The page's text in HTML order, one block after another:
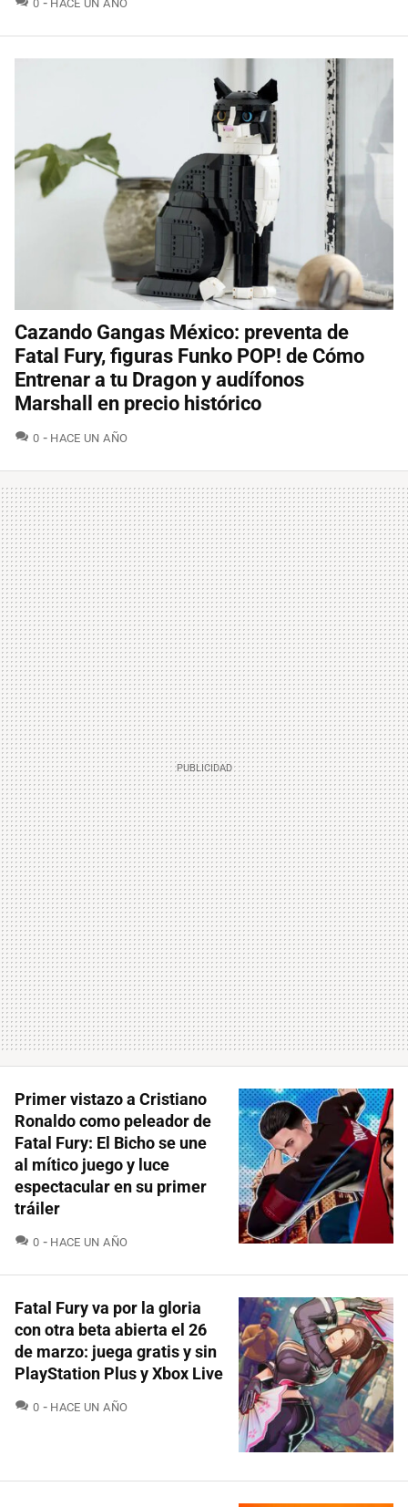
0 HACE UN AÑO
Cazando Gangas México: preventa de
Fatal Fury, figuras Funko POP! de Cómo
Entrenar a tu Dragon y audífonos
Marshall en precio histórico
0 COMENTARIOS
HACE UN AÑO
Primer vistazo a Cristiano
Ronaldo como peleador de
Fatal Fury: El Bicho se une
al mítico juego y luce
espectacular en su primer
tráiler
0 COMENTARIOS
HACE UN AÑO
Fatal Fury va por la gloria
con otra beta abierta el 26
de marzo: juega gratis y sin
PlayStation Plus y Xbox Live
0 COMENTARIOS
HACE UN AÑO